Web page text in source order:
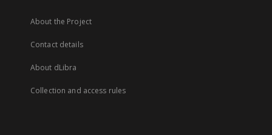
About the Project
Contact details
About dLibra
Collection and access rules